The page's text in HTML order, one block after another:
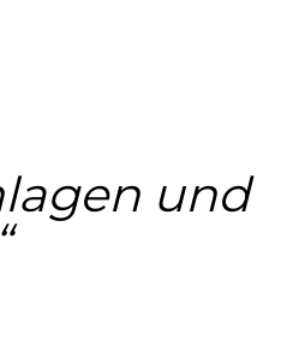
und